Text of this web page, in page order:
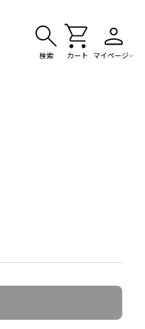
検索 カート マイページ